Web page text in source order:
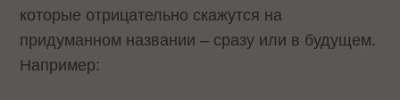
которые отрицательно скажутся на
придуманном названии – сразу или в будущем.
Например: